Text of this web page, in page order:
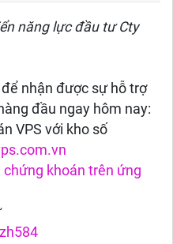
năng lực đầu tư Cty
để nhận được sự hỗ trợ
đầu ngay hôm nay:
VPS với kho số
khoán trên ứng